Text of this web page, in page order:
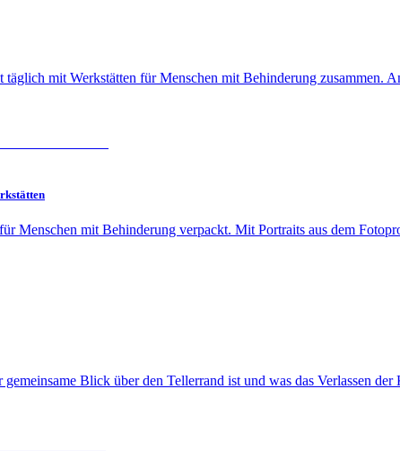
mit Werkstätten für Menschen mit Behinderung zusammen.
Menschen mit Behinderung verpackt. Mit Portraits aus dem
Blick über den Tellerrand ist und was das Verlassen